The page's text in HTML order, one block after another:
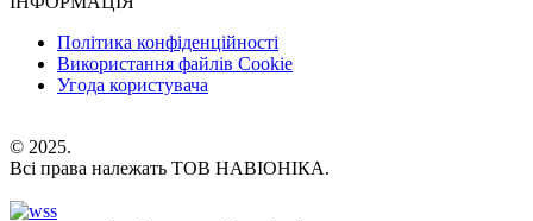
Політика конфіденційності
Використання файлів Cookie
Угода користувача
© 2025.
Всі права належать ТОВ НАВІОНІКА.